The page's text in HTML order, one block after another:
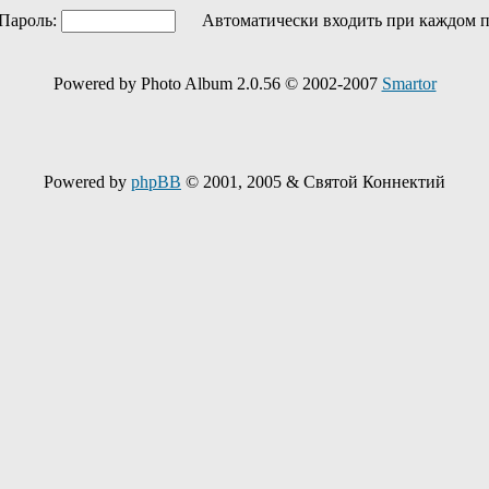
Автоматически входить при каждом
Powered by Photo Album 2.0.56 © 2002-2007 Smartor
Powered by phpBB © 2001, 2005 & Святой Коннектий